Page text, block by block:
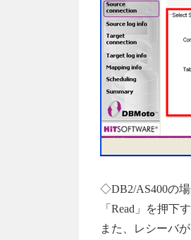
◇DB2/AS400の
「Read」を押下
また、レシーバ